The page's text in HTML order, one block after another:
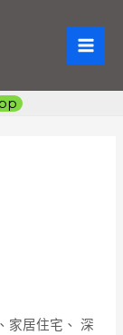
家居住宅、 深